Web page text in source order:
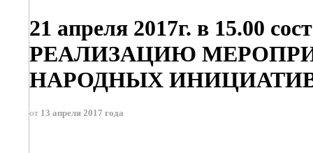
21 апреля 2017г. в 15.00
РЕАЛИЗАЦИЮ
НАРОДНЫХ ИНИЦИАТИВ
от 13 апреля 2017 года